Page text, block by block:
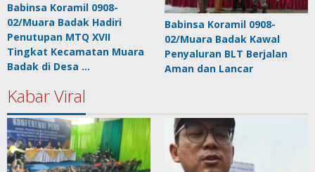
Babinsa Koramil 0908-
02/Muara Badak Hadiri
Penutupan MTQ XVII
Tingkat Kecamatan Muara
Badak di Desa …
Babinsa Koramil 0908-
02/Muara Badak Kawal
Penyaluran BLT Berjalan
Aman dan Lancar
Kabar Viral